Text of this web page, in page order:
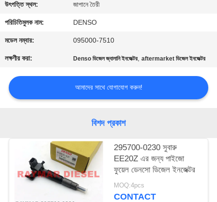
যোগাযোগ
করুন
উদ্ধৃতির
জন্য
আবেদন
ম্যাপ
PRIVACY
POLICY
উৎপত্তি স্থল: জাপানে তৈরী
পরিচিতিমুলক নাম: DENSO
মডেল নম্বার: 095000-7510
লক্ষণীয় করা: Denso ডিজেল জ্বালানি ইনজেক্টর,aftermarket ডিজেল ইনজেক্টর
আমাদের সাথে যোগাযোগ করুন!
বিশদ প্রকাশ
295700-0230 সুবারু
EE20Z এর জন্য পাইজো
ফুয়েল ডেনসো ডিজেল ইনজেক্টর
MOQ:4pcs
CONTACT